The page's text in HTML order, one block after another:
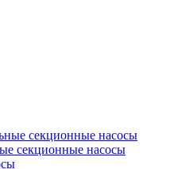
секционные насосы
секционные насосы